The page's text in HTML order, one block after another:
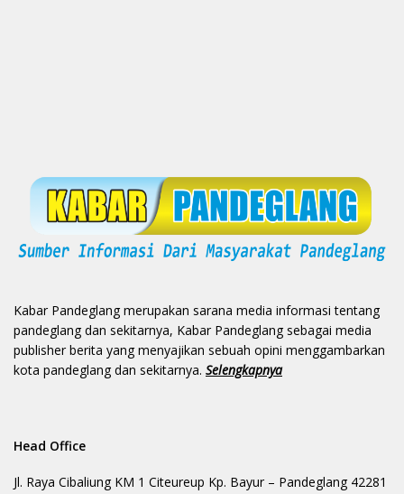
Kabar Pandeglang merupakan sarana media informasi tentang
pandeglang dan sekitarnya, Kabar Pandeglang sebagai media
publisher berita yang menyajikan sebuah opini menggambarkan
kota pandeglang dan sekitarnya. Selengkapnya
Head Office
Jl. Raya Cibaliung KM 1 Citeureup Kp. Bayur – Pandeglang 42281